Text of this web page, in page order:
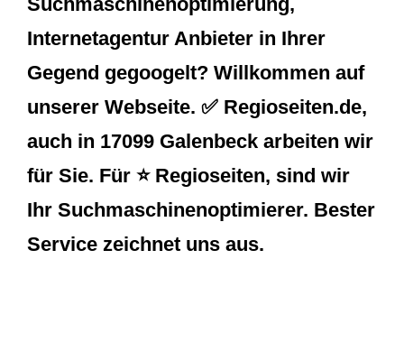
Internetagentur Anbieter in Ihrer
Gegend gegoogelt? Willkommen auf
unserer Webseite. ✅ Regioseiten.de,
auch in 17099 Galenbeck arbeiten wir
für Sie. Für ⭐ Regioseiten, sind wir
Ihr Suchmaschinenoptimierer. Bester
Service zeichnet uns aus.